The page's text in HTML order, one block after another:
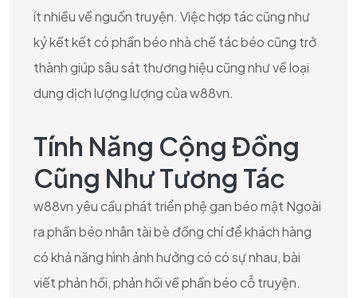
ít nhiều về nguồn truyện. Việc hợp tác cũng như
ký kết kết có phần béo nhà chế tác béo cũng trở
thành giúp sâu sát thương hiệu cũng như về loại
dung dịch lượng lượng của w88vn.
Tính Năng Cộng Đồng
Cũng Như Tương Tác
w88vn yêu cầu phát triển phệ gan béo mật Ngoài
ra phần béo nhân tài bè đồng chí để khách hàng
có khả năng hình ảnh hưởng có có sự nhau, bài
viết phản hồi, phản hồi về phần béo cỗ truyện.